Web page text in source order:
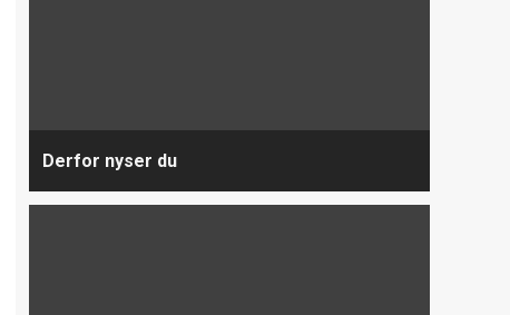
Derfor nyser du